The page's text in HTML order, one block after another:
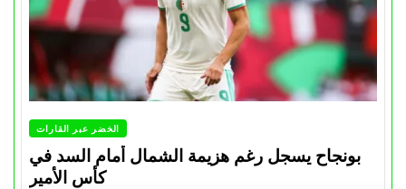
الخضر عبر القارات
بونجاح يسجل رغم هزيمة الشمال أمام السد في
كأس الأمير